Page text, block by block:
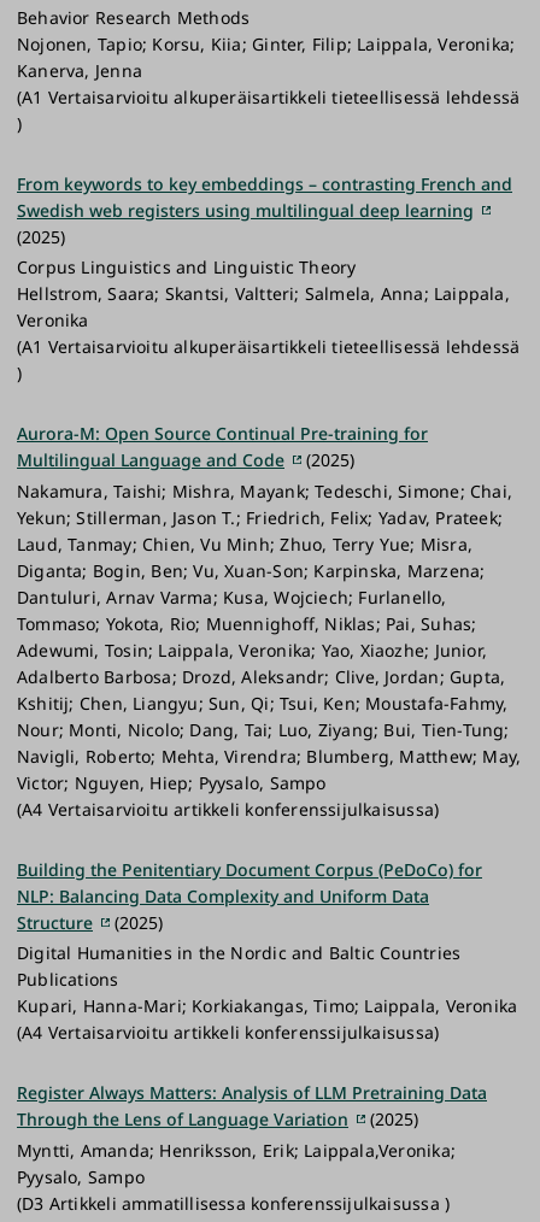
Behavior Research Methods
Nojonen, Tapio; Korsu, Kiia; Ginter, Filip; Laippala, Veronika;
Kanerva, Jenna
(A1 Vertaisarvioitu alkuperäisartikkeli tieteellisessä lehdessä
)
From keywords to key embeddings – contrasting French and
Swedish web registers using multilingual deep learning
(2025)
Corpus Linguistics and Linguistic Theory
Hellstrom, Saara; Skantsi, Valtteri; Salmela, Anna; Laippala,
Veronika
(A1 Vertaisarvioitu alkuperäisartikkeli tieteellisessä lehdessä
)
Aurora-M: Open Source Continual Pre-training for
Multilingual Language and Code
(2025)
Nakamura, Taishi; Mishra, Mayank; Tedeschi, Simone; Chai,
Yekun; Stillerman, Jason T.; Friedrich, Felix; Yadav, Prateek;
Laud, Tanmay; Chien, Vu Minh; Zhuo, Terry Yue; Misra,
Diganta; Bogin, Ben; Vu, Xuan-Son; Karpinska, Marzena;
Dantuluri, Arnav Varma; Kusa, Wojciech; Furlanello,
Tommaso; Yokota, Rio; Muennighoff, Niklas; Pai, Suhas;
Adewumi, Tosin; Laippala, Veronika; Yao, Xiaozhe; Junior,
Adalberto Barbosa; Drozd, Aleksandr; Clive, Jordan; Gupta,
Kshitij; Chen, Liangyu; Sun, Qi; Tsui, Ken; Moustafa-Fahmy,
Nour; Monti, Nicolo; Dang, Tai; Luo, Ziyang; Bui, Tien-Tung;
Navigli, Roberto; Mehta, Virendra; Blumberg, Matthew; May,
Victor; Nguyen, Hiep; Pyysalo, Sampo
(A4 Vertaisarvioitu artikkeli konferenssijulkaisussa)
Building the Penitentiary Document Corpus (PeDoCo) for
NLP: Balancing Data Complexity and Uniform Data
Structure
(2025)
Digital Humanities in the Nordic and Baltic Countries
Publications
Kupari, Hanna-Mari; Korkiakangas, Timo; Laippala, Veronika
(A4 Vertaisarvioitu artikkeli konferenssijulkaisussa)
Register Always Matters: Analysis of LLM Pretraining Data
Through the Lens of Language Variation
(2025)
Myntti, Amanda; Henriksson, Erik; Laippala,Veronika;
Pyysalo, Sampo
(D3 Artikkeli ammatillisessa konferenssijulkaisussa )